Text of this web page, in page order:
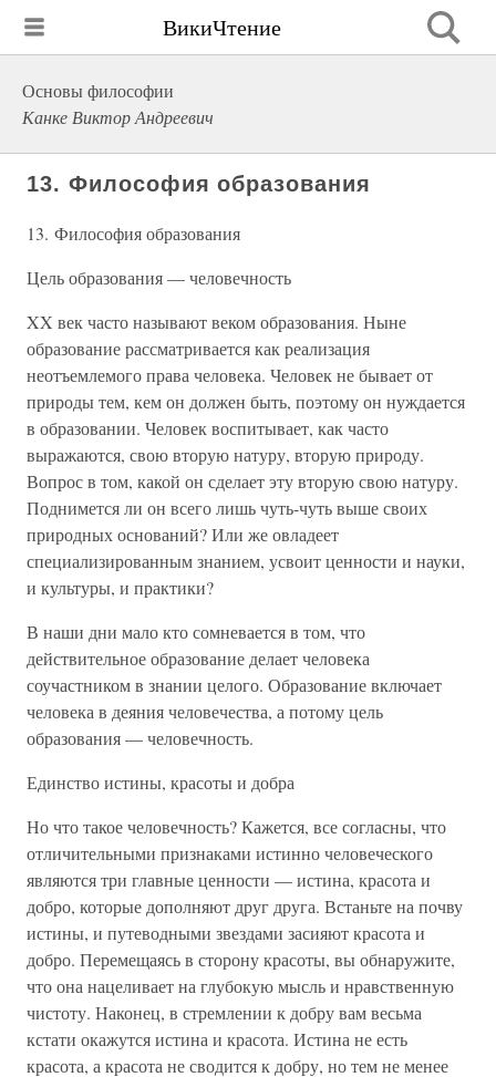
ВикиЧтение
Основы философии
Канке Виктор Андреевич
13. Философия образования
13. Философия образования
Цель образования — человечность
XX век часто называют веком образования. Ныне
образование рассматривается как реализация
неотъемлемого права человека. Человек не бывает от
природы тем, кем он должен быть, поэтому он нуждается
в образовании. Человек воспитывает, как часто
выражаются, свою вторую натуру, вторую природу.
Вопрос в том, какой он сделает эту вторую свою натуру.
Поднимется ли он всего лишь чуть-чуть выше своих
природных оснований? Или же овладеет
специализированным знанием, усвоит ценности и науки,
и культуры, и практики?
В наши дни мало кто сомневается в том, что
действительное образование делает человека
соучастником в знании целого. Образование включает
человека в деяния человечества, а потому цель
образования — человечность.
Единство истины, красоты и добра
Но что такое человечность? Кажется, все согласны, что
отличительными признаками истинно человеческого
являются три главные ценности — истина, красота и
добро, которые дополняют друг друга. Встаньте на почву
истины, и путеводными звездами засияют красота и
добро. Перемещаясь в сторону красоты, вы обнаружите,
что она нацеливает на глубокую мысль и нравственную
чистоту. Наконец, в стремлении к добру вам весьма
кстати окажутся истина и красота. Истина не есть
красота, а красота не сводится к добру, но тем не менее